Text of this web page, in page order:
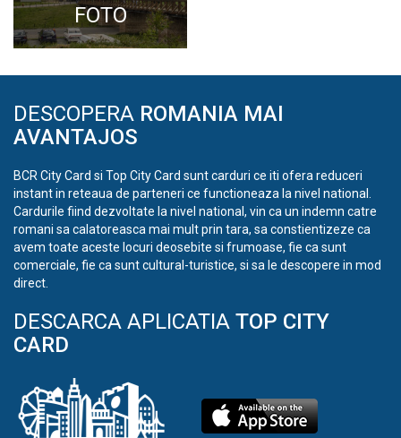
FOTO
DESCOPERA ROMANIA MAI
AVANTAJOS
BCR City Card si Top City Card sunt carduri ce iti ofera reduceri
instant in reteaua de parteneri ce functioneaza la nivel national.
Cardurile fiind dezvoltate la nivel national, vin ca un indemn catre
romani sa calatoreasca mai mult prin tara, sa constientizeze ca
avem toate aceste locuri deosebite si frumoase, fie ca sunt
comerciale, fie ca sunt cultural-turistice, si sa le descopere in mod
direct.
DESCARCA APLICATIA TOP CITY
CARD